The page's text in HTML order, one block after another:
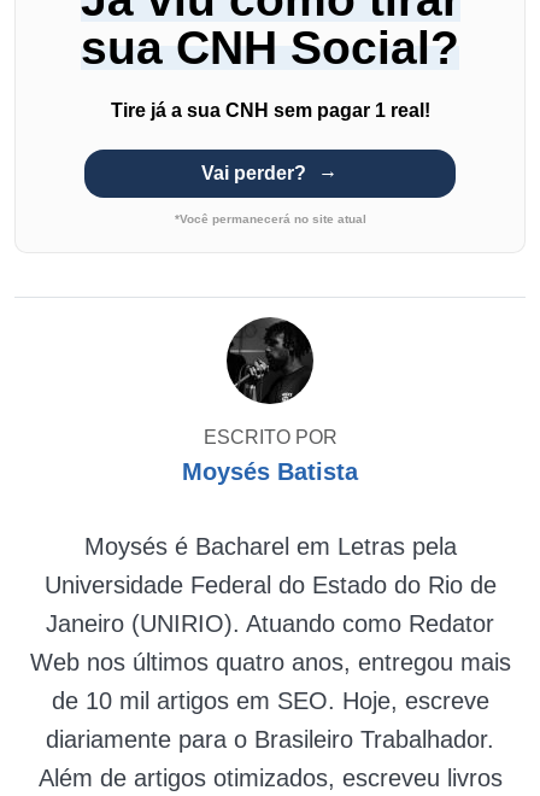
sua CNH Social?
Tire já a sua CNH sem pagar 1 real!
Vai perder?
*Você permanecerá no site atual
ESCRITO POR
Moysés Batista
Moysés é Bacharel em Letras pela
Universidade Federal do Estado do Rio de
Janeiro (UNIRIO). Atuando como Redator
Web nos últimos quatro anos, entregou mais
de 10 mil artigos em SEO. Hoje, escreve
diariamente para o Brasileiro Trabalhador.
Além de artigos otimizados, escreveu livros